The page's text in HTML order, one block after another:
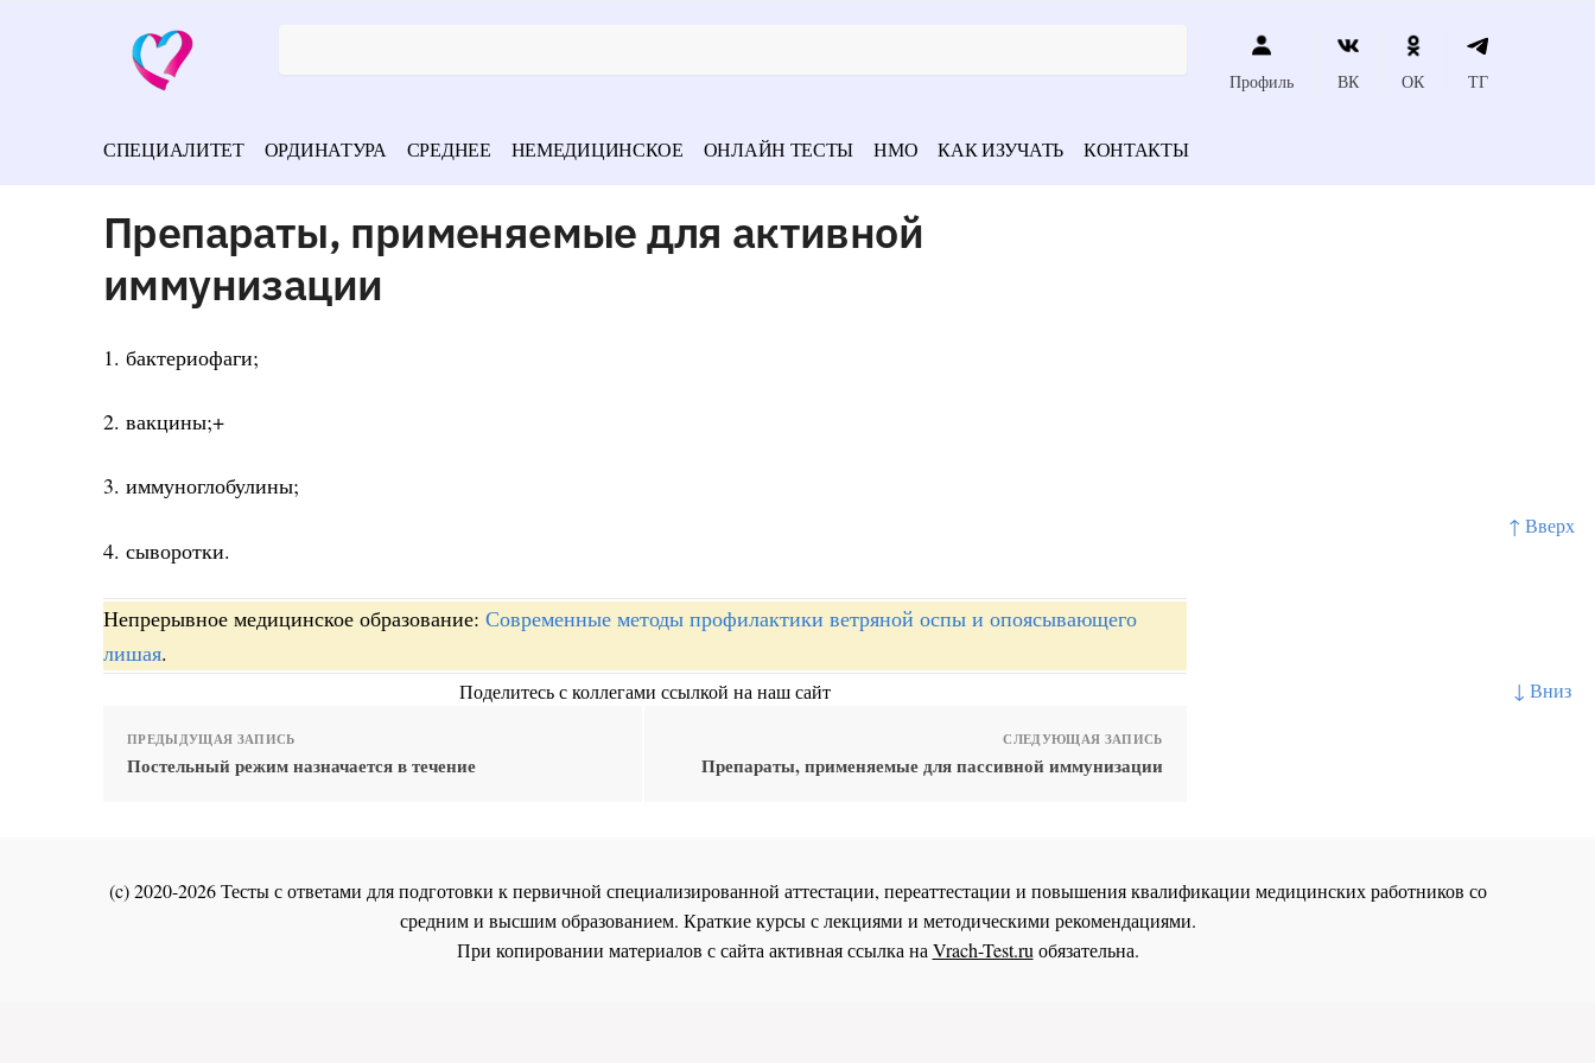
↑ Вверх
↓ Вниз
Профиль ВК ОК ТГ
СПЕЦИАЛИТЕТ ОРДИНАТУРА СРЕДНЕЕ НЕМЕДИЦИНСКОЕ ОНЛАЙН ТЕСТЫ НМО КАК ИЗУЧАТЬ КОНТАКТЫ
Препараты, применяемые для активной
иммунизации
1. бактериофаги;
2. вакцины;+
3. иммуноглобулины;
4. сыворотки.
Непрерывное медицинское образование: Современные методы профилактики ветряной оспы и опоясывающего
лишая.
Поделитесь с коллегами ссылкой на наш сайт
ПРЕДЫДУЩАЯ ЗАПИСЬ
Постельный режим назначается в течение
СЛЕДУЮЩАЯ ЗАПИСЬ
Препараты, применяемые для пассивной иммунизации
(c) 2020-2026 Тесты с ответами для подготовки к первичной специализированной аттестации, переаттестации и повышения квалификации медицинских работников со
средним и высшим образованием. Краткие курсы с лекциями и методическими рекомендациями.
При копировании материалов с сайта активная ссылка наVrach-Test.ruобязательна.